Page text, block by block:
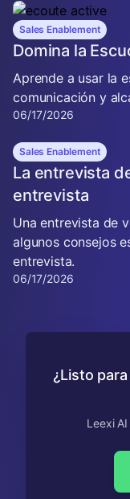
Sales Enablement
Domina la
Aprende a usar la
comunicación y
06/17/2026
Sales Enablement
La entrevista
entrevista
Una entrevista de
algunos consejos
entrevista.
06/17/2026
¿Listo
Leexi